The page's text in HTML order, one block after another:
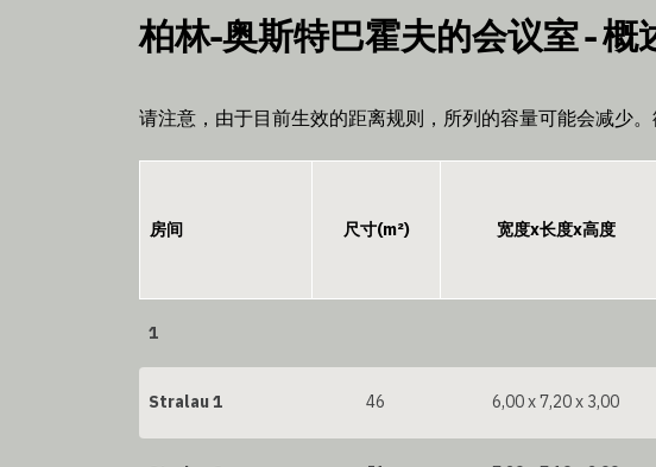
柏林-奥斯特巴霍夫的会议室 - 概
请注意，由于目前生效的距离规则，所列的容量可能会减少
房间 尺寸(m²) 宽度x长度x高度
1
Stralau 1 46 6,00 x 7,20 x 3,00